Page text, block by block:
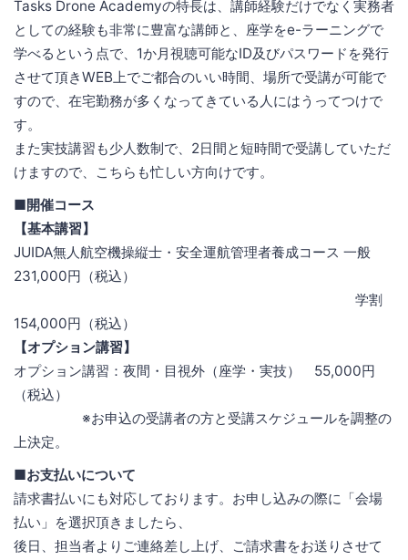
Tasks Drone Academyの特長は、講師経験だけでなく実務者
としての経験も非常に豊富な講師と、座学をe-ラーニングで
学べるという点で、1か月視聴可能なID及びパスワードを発行
させて頂きWEB上でご都合のいい時間、場所で受講が可能で
すので、在宅勤務が多くなってきている人にはうってつけで
す。
また実技講習も少人数制で、2日間と短時間で受講していただ
けますので、こちらも忙しい方向けです。
■開催コース
【基本講習】
JUIDA無人航空機操縦士・安全運航管理者養成コース 一般
231,000円（税込）
学割
154,000円（税込）
【オプション講習】
オプション講習：夜間・目視外（座学・実技） 55,000円
（税込）
※お申込の受講者の方と受講スケジュールを調整の
上決定。
■お支払いについて
請求書払いにも対応しております。お申し込みの際に「会場
払い」を選択頂きましたら、
後日、担当者よりご連絡差し上げ、ご請求書をお送りさせて